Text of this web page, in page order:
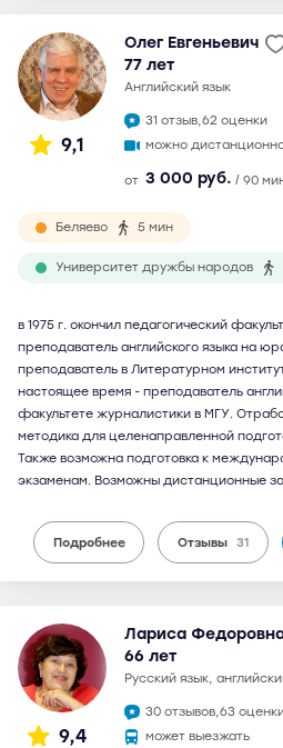
9,1
Олег Евгеньевич
77 лет
английский язык
31 отзыв,62 оценки
можно
от 3 000 руб. / 90
Беляево 5 мин
Университет дружбы народов
в 1975 г. окончил педагогический
преподаватель английского языка на
преподаватель в Литературном
настоящее время - преподаватель
факультете журналистики в МГУ.
методика для целенаправленной
Также возможна подготовка к
экзаменам. Возможны дистанционные
Подробнее Отзывы 31
9,4
Лариса
66 лет
русский язык,
30 отзывов,63
может выезжать